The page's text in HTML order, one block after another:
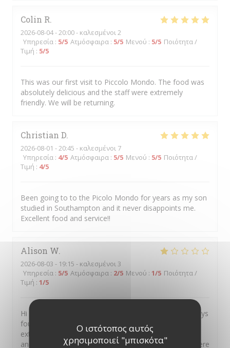
Ο ιστότοπος αυτός
χρησιμοποιεί "μπισκότα"
Colin R
2026-08-04- 20:00 - καλεσμένοι 2
Υπηρεσία : 5/5 Ατμόσφαιρα : 5/5 Μενού : 5/5 Ποιότητα /
Τιμή : 5/5
This was our first visit to Piccolo Mondo. The food was
absolutely delicious and the staff were extremely
friendly. We will be returning.
Christian D
2026-08-01 - 20:45 - καλεσμένοι 7
Υπηρεσία : 4/5 Ατμόσφαιρα : 5/5 Μενού : 5/5 Ποιότητα /
Τιμή : 4/5
Been going to to the Picolo Mondo for years as my son
studied in Southampton and it never disappoints me.
Excellent food and service!!
Alison W
2026-08-03 - 19:15 - καλεσμένοι 3
Υπηρεσία : 5/5 Ατμόσφαιρα : 2/5 Μενού : 1/5 Ποιότητα /
Τιμή : 1/5
Hi I always recommend your restaurant as I have always
found the food exceptional But on this occasion was
extremely disappointed It was my sons birthday treat
and I had raved about you so much he said let’s go there